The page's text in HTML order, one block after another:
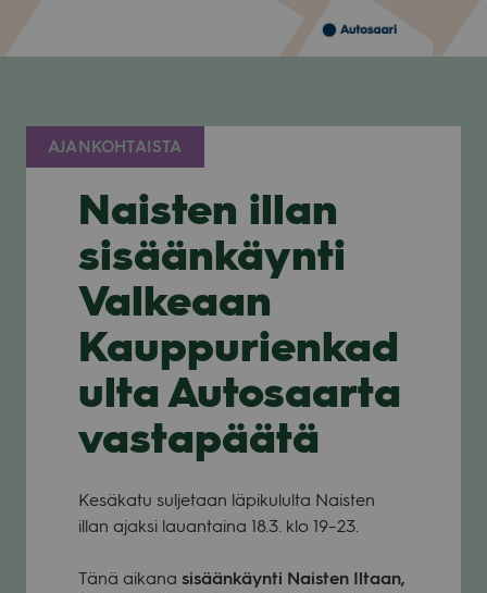
AJANKOHTAISTA
Naisten illan
sisäänkäynti
Valkeaan
Kauppurienkad
ulta Autosaarta
vastapäätä
Kesä­katu sul­je­taan läpi­ku­lulta Nais­ten
illan ajaksi lau­an­taina 18.3. klo 19–23.
Tänä aikana sisään­käynti Nais­ten Iltaan,